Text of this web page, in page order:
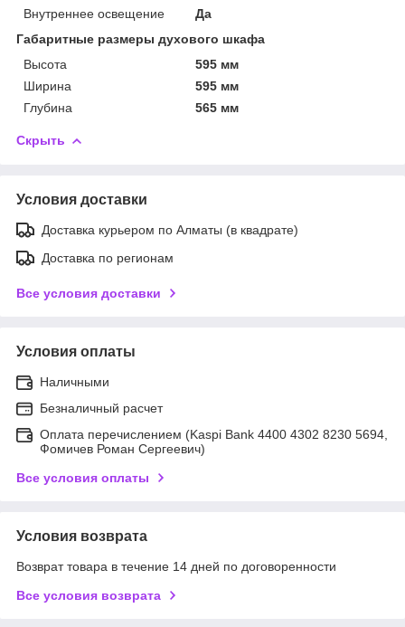
Внутреннее освещение
Да
Габаритные размеры духового шкафа
Высота
595 мм
Ширина
595 мм
Глубина
565 мм
Скрыть
Условия доставки
Доставка курьером по Алматы (в квадрате)
Доставка по регионам
Все условия доставки
Условия оплаты
Наличными
Безналичный расчет
Оплата перечислением (Kaspi Bank 4400 4302 8230 5694,
Фомичев Роман Сергеевич)
Все условия оплаты
Условия возврата
Возврат товара в течение 14 дней по договоренности
Все условия возврата